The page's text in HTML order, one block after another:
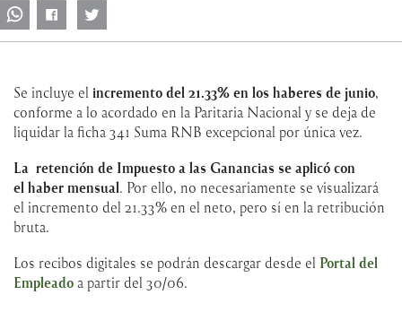
Se incluye el incremento del 21.33% en los haberes de junio,
conforme a lo acordado en la Paritaria Nacional y se deja de
liquidar la ficha 341 Suma RNB excepcional por única vez.
La retención de Impuesto a las Ganancias se aplicó con
el haber mensual. Por ello, no necesariamente se visualizará
el incremento del 21.33% en el neto, pero sí en la retribución
bruta.
Los recibos digitales se podrán descargar desde el Portal del
Empleado a partir del 30/06.